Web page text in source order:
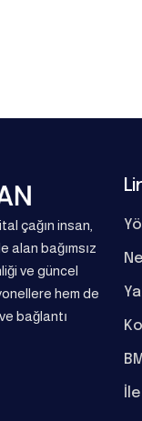
çağın insan,
alan bağımsız
ve güncel
hem de
bağlantı